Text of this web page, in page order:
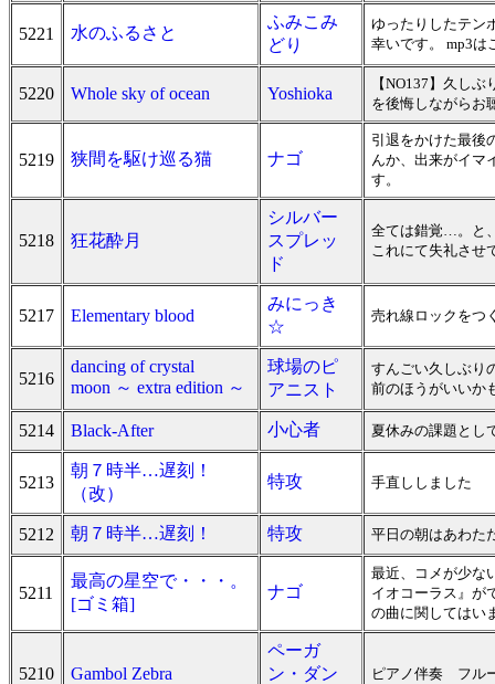
5221 水のふるさと
ふみこみ
どり
ゆったりしたテン
幸いです。 mp3は
5220 Whole sky of ocean Yoshioka
【NO137】久し
を後悔しながらお
5219 狭間を駆け巡る猫 ナゴ
引退をかけた最後
んか、出来がイマ
す。
5218 狂花酔月
シルバー
スプレッ
ド
全ては錯覚…。と
これにて失礼させ
5217 Elementary blood
みにっき
☆
売れ線ロックをつ
5216
dancing of crystal
moon ～ extra edition ～
球場のピ
アニスト
すんごい久しぶり
前のほうがいいか
5214 Black-After 小心者 夏休みの課題とし
5213
朝７時半…遅刻！
（改）
特攻 手直ししました
5212 朝７時半…遅刻！ 特攻 平日の朝はあわた
5211
最高の星空で・・・。
[ゴミ箱]
ナゴ
最近、コメが少な
イオコーラス』が
の曲に関してはい
5210 Gambol Zebra
ペーガ
ン・ダン
ピアノ伴奏 フル